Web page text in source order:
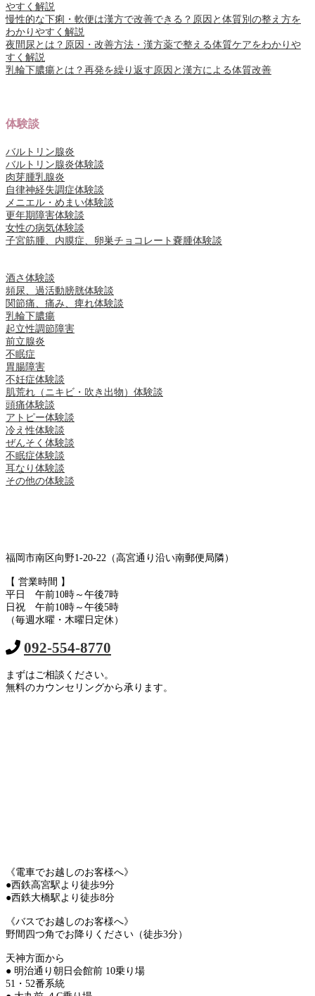
やすく解説
慢性的な下痢・軟便は漢方で改善できる？原因と体質別の整え方を
わかりやすく解説
夜間尿とは？原因・改善方法・漢方薬で整える体質ケアをわかりや
すく解説
乳輪下膿瘍とは？再発を繰り返す原因と漢方による体質改善
体験談
バルトリン腺炎
バルトリン腺炎体験談
肉芽腫乳腺炎
自律神経失調症体験談
メニエル・めまい体験談
更年期障害体験談
女性の病気体験談
子宮筋腫、内膜症、卵巣チョコレート嚢腫体験談
酒さ体験談
頻尿、過活動膀胱体験談
関節痛、痛み、痺れ体験談
乳輪下膿瘍
起立性調節障害
前立腺炎
不眠症
胃腸障害
不妊症体験談
肌荒れ（ニキビ・吹き出物）体験談
頭痛体験談
アトピー体験談
冷え性体験談
ぜんそく体験談
不眠症体験談
耳なり体験談
その他の体験談
福岡市南区向野1-20-22（高宮通り沿い南郵便局隣）
【 営業時間 】
平日 午前10時～午後7時
日祝 午前10時～午後5時
（毎週水曜・木曜日定休）
092-554-8770
まずはご相談ください。
無料のカウンセリングから承ります。
《電車でお越しのお客様へ》
●西鉄高宮駅より徒歩9分
●西鉄大橋駅より徒歩8分
《バスでお越しのお客様へ》
野間四つ角でお降りください（徒歩3分）
天神方面から
● 明治通り朝日会館前 10乗り場
51・52番系統